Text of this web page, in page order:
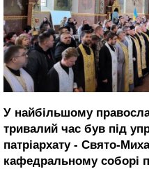
У найбільшому
тривалий час був під
патріархату - Свято-
кафедральному соборі